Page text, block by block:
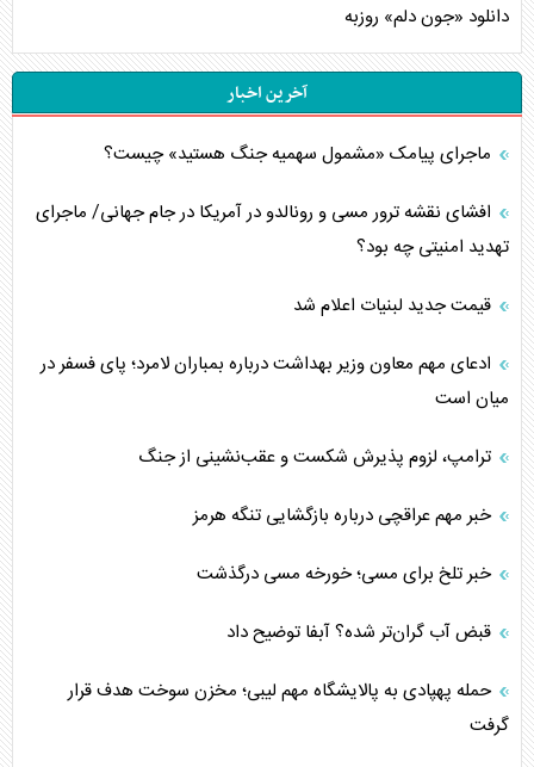
دانلود «جون دلم» روزبه
آخرین اخبار
ماجرای پیامک «مشمول سهمیه جنگ هستید» چیست؟
افشای نقشه ترور مسی و رونالدو در آمریکا در جام جهانی/ ماجرای
تهدید امنیتی چه بود؟
قیمت جدید لبنیات اعلام شد
ادعای مهم معاون وزیر بهداشت درباره بمباران لامرد؛ پای فسفر در
میان است
ترامپ، لزوم پذیرش شکست و عقب‌نشینی از جنگ
خبر مهم عراقچی درباره بازگشایی تنگه هرمز
خبر تلخ برای مسی؛ خورخه مسی درگذشت
قبض آب گران‌تر شده؟ آبفا توضیح داد
حمله پهپادی به پالایشگاه مهم لیبی؛ مخزن سوخت هدف قرار
گرفت